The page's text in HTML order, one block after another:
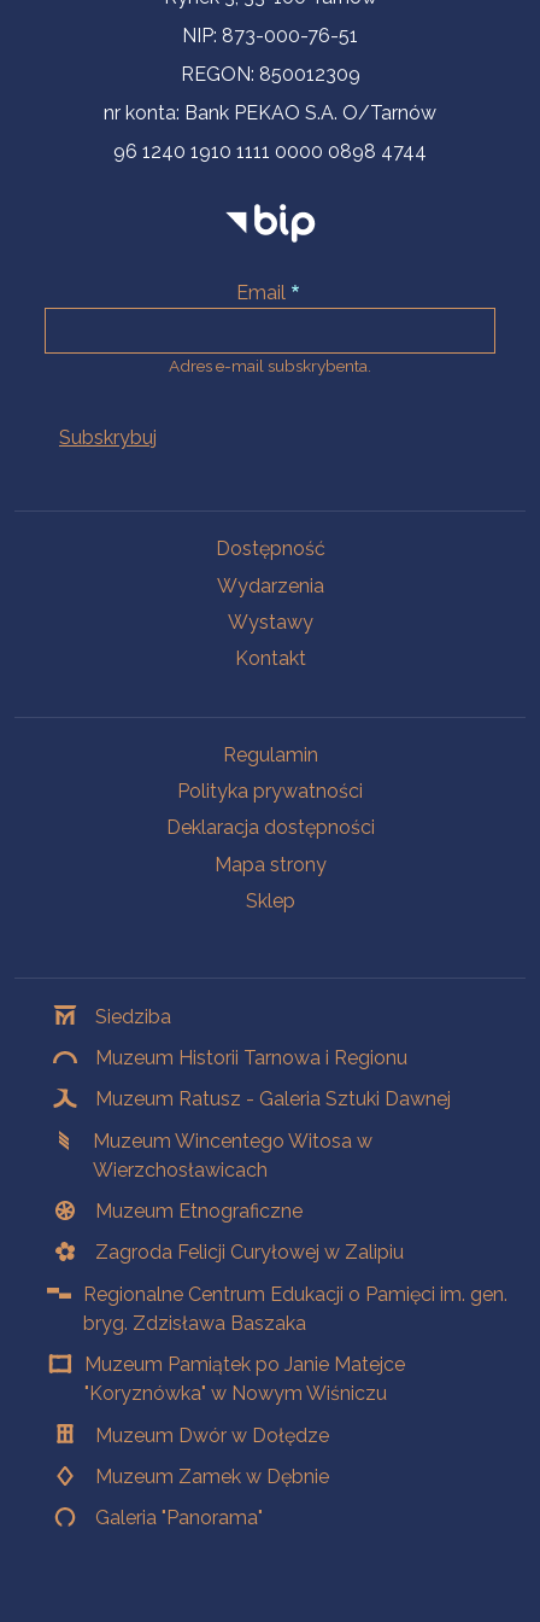
NIP: 873-000-76-51
REGON: 850012309
nr konta: Bank PEKAO S.A. O/Tarnów
96 1240 1910 1111 0000 0898 4744
Email
Adres e-mail subskrybenta.
Dostępność
Wydarzenia
Wystawy
Kontakt
Regulamin
Polityka prywatności
Deklaracja dostępności
Mapa strony
Sklep
Siedziba
Muzeum Historii Tarnowa i Regionu
Muzeum Ratusz - Galeria Sztuki Dawnej
Muzeum Wincentego Witosa w
Wierzchosławicach
Muzeum Etnograficzne
Zagroda Felicji Curyłowej w Zalipiu
Regionalne Centrum Edukacji o Pamięci im. gen.
bryg. Zdzisława Baszaka
Muzeum Pamiątek po Janie Matejce
"Koryznówka" w Nowym Wiśniczu
Muzeum Dwór w Dołędze
Muzeum Zamek w Dębnie
Galeria "Panorama"